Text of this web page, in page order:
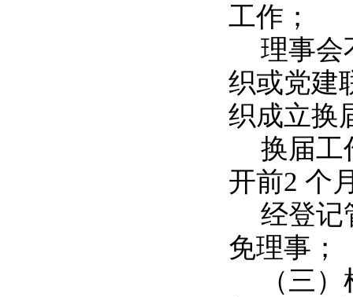
工作；
理事会
织或党建
织成立换
换届工
开前2 个
经登记
免理事；
（三